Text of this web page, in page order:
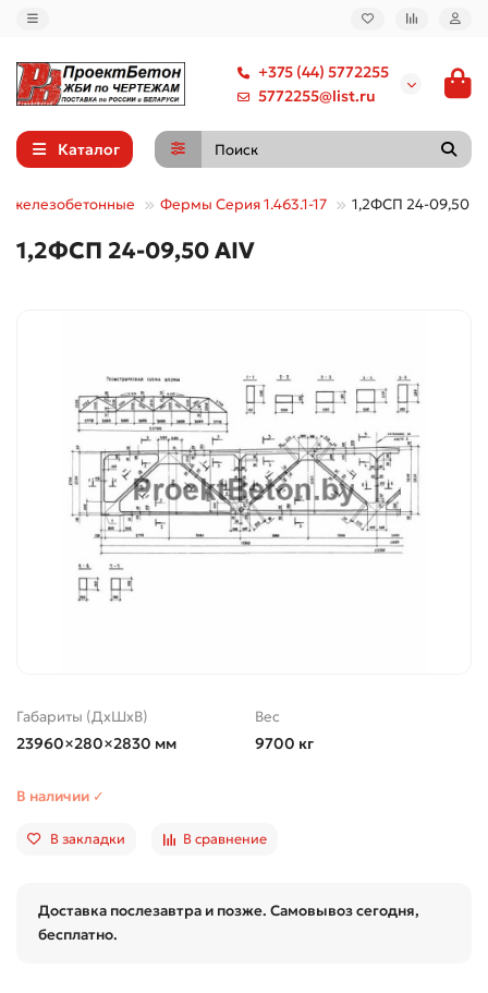
+375 (44) 5772255
5772255@list.ru
Каталог
железобетонные Фермы Серия 1.463.1-17 1,2ФСП 24-09,50
1,2ФСП 24-09,50 АIV
Габариты (ДхШхВ)
23960×280×2830 мм
Вес
9700 кг
В наличии ✓
В закладки В сравнение
Доставка послезавтра и позже. Самовывоз сегодня,
бесплатно.